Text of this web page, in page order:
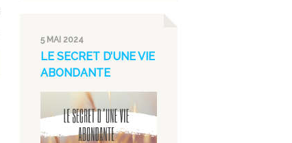
5 MAI 2024
LE SECRET D’UNE VIE
ABONDANTE